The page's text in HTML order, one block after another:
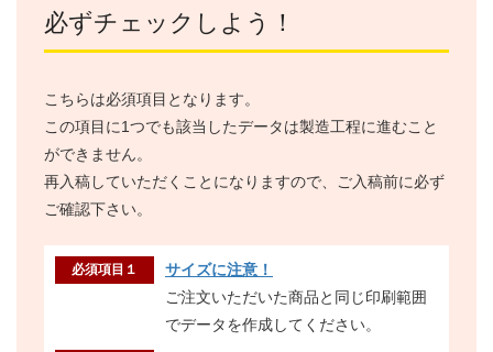
必ずチェックしよう！
こちらは必須項目となります。
この項目に1つでも該当したデータは製造工程に進むこと
ができません。
再入稿していただくことになりますので、ご入稿前に必ず
ご確認下さい。
必須項目１
サイズに注意！
ご注文いただいた商品と同じ印刷範囲
でデータを作成してください。